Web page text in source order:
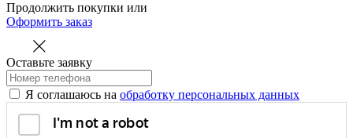
Продолжить покупки или
Оформить заказ
Оставьте заявку
Я соглашаюсь на обработку персональных данных